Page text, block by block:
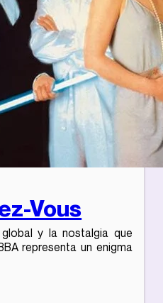
Vous
y la nostalgia que
representa un enigma